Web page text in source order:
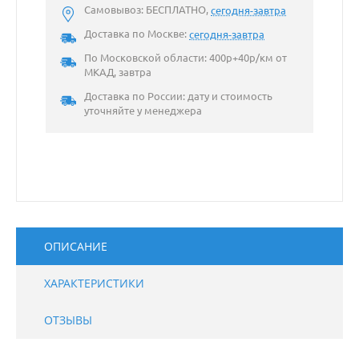
Самовывоз: БЕСПЛАТНО,сегодня-завтра
Доставка по Москве:сегодня-завтра
По Московской области: 400р+40р/км от
МКАД, завтра
Доставка по России: дату и стоимость
уточняйте у менеджера
ОПИСАНИЕ
ХАРАКТЕРИСТИКИ
ОТЗЫВЫ